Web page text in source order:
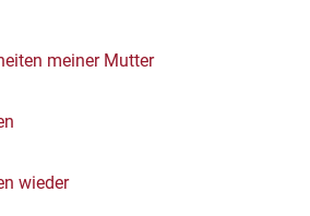
meiner Mutter
wieder